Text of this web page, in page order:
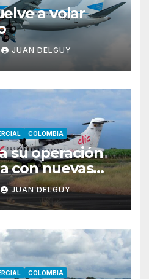
a volar
JUAN DELGUY
COLOMBIA
su operación
con nuevas
y Tolú
JUAN DELGUY
COLOMBIA